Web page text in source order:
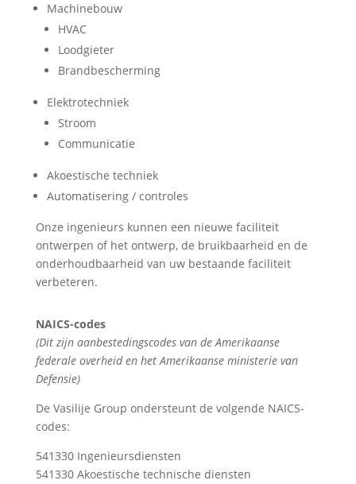
Machinebouw
HVAC
Loodgieter
Brandbescherming
Elektrotechniek
Stroom
Communicatie
Akoestische techniek
Automatisering / controles
Onze ingenieurs kunnen een nieuwe faciliteit
ontwerpen of het ontwerp, de bruikbaarheid en de
onderhoudbaarheid van uw bestaande faciliteit
verbeteren.
NAICS-codes
(Dit zijn aanbestedingscodes van de Amerikaanse
federale overheid en het Amerikaanse ministerie van
Defensie)
De Vasilije Group ondersteunt de volgende NAICS-
codes:
541330 Ingenieursdiensten
541330 Akoestische technische diensten